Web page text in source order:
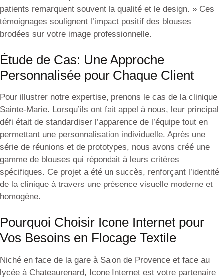
patients remarquent souvent la qualité et le design. » Ces
témoignages soulignent l’impact positif des blouses
brodées sur votre image professionnelle.
Étude de Cas: Une Approche
Personnalisée pour Chaque Client
Pour illustrer notre expertise, prenons le cas de la clinique
Sainte-Marie. Lorsqu’ils ont fait appel à nous, leur principal
défi était de standardiser l’apparence de l’équipe tout en
permettant une personnalisation individuelle. Après une
série de réunions et de prototypes, nous avons créé une
gamme de blouses qui répondait à leurs critères
spécifiques. Ce projet a été un succès, renforçant l’identité
de la clinique à travers une présence visuelle moderne et
homogène.
Pourquoi Choisir Icone Internet pour
Vos Besoins en Flocage Textile
Niché en face de la gare à Salon de Provence et face au
lycée à Chateaurenard, Icone Internet est votre partenaire